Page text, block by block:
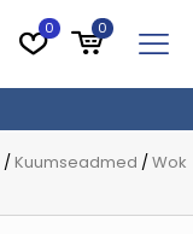
0 0
/Kuumseadmed /Wok